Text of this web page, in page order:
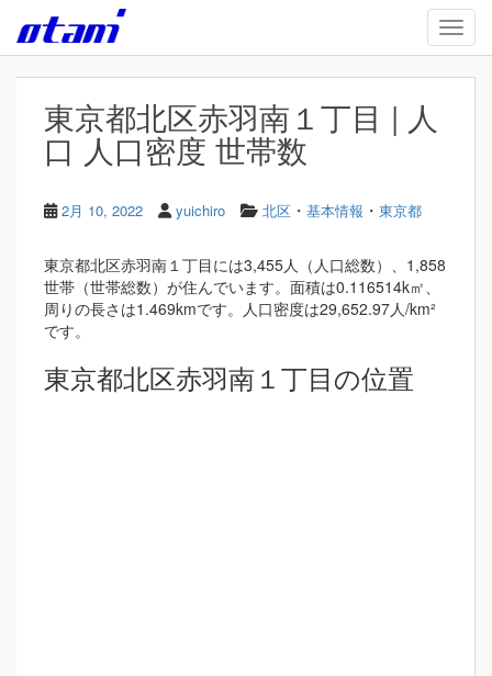
Skip to main content
東京都北区赤羽南１丁目 | 人
口 人口密度 世帯数
2月 10, 2022 yuichiro 北区 ・ 基本情報 ・ 東京都
東京都北区赤羽南１丁目には3,455人（人口総数）、1,858
世帯（世帯総数）が住んでいます。面積は0.116514k㎡、
周りの長さは1.469kmです。人口密度は29,652.97人/km²
です。
東京都北区赤羽南１丁目の位置